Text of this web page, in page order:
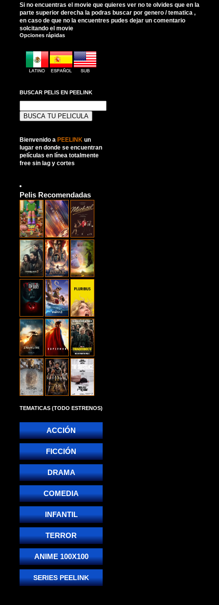
Si no encuentras el movie que quieres ver no te olvides que en la
parte superior derecha la podras buscar por genero / tematica ,
en caso de que no la encuentres pudes dejar un comentario
solcitando el movie
Opciones rápidas
BUSCAR PELIS EN PEELINK
Bienvenido a PEELINK un
lugar en donde se encuentran
películas en línea totalmente
free sin lag y cortes
Pelis Recomendadas
TEMATICAS (TODO ESTRENOS)
ACCIÓN
FICCIÓN
DRAMA
COMEDIA
INFANTIL
TERROR
ANIME 100X100
SERIES PEELINK